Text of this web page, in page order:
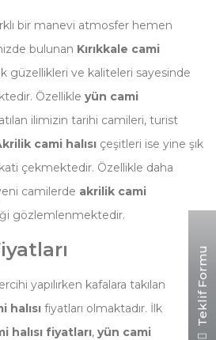
bir manevi atmosfer hemen
bulunan Kırıkkale cami
güzellikleri ve kaliteleri sayesinde
Özellikle yün cami
ilimizin tarihi camileri, turist
cami halısı çeşitleri ise yine şık
çekmektedir. Özellikle daha
camilerde akrilik cami
gözlemlenmektedir.
yapılırken kafalara takılan
halısı fiyatları olmaktadır. İlk
halısı fiyatları, yün cami
Teklif Formu